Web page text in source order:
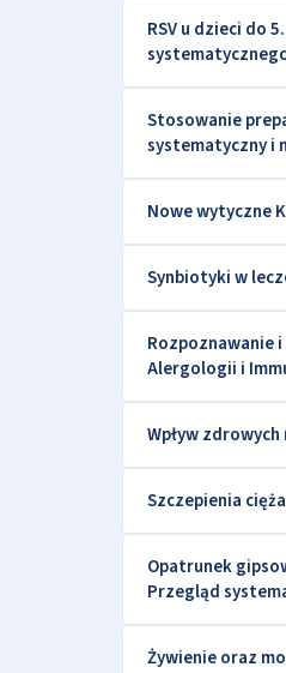
RSV u dzieci do
Stosowanie
systematyczny i
Nowe wytyczne
Synbiotyki w
Rozpoznawanie
Alergologii i
Wpływ
Szczepienia
Opatrunek
Przegląd
Żywienie oraz